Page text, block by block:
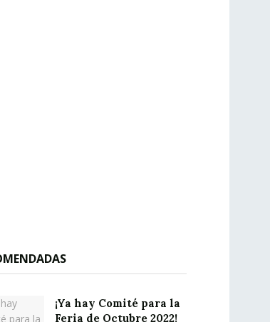
¡Ya hay Comité para la
Feria de Octubre 2022!